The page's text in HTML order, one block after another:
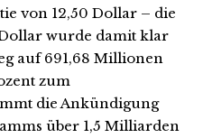
von 12,50 Dollar – die
wurde damit klar
auf 691,68 Millionen
zum
die Ankündigung
über 1,5 Milliarden